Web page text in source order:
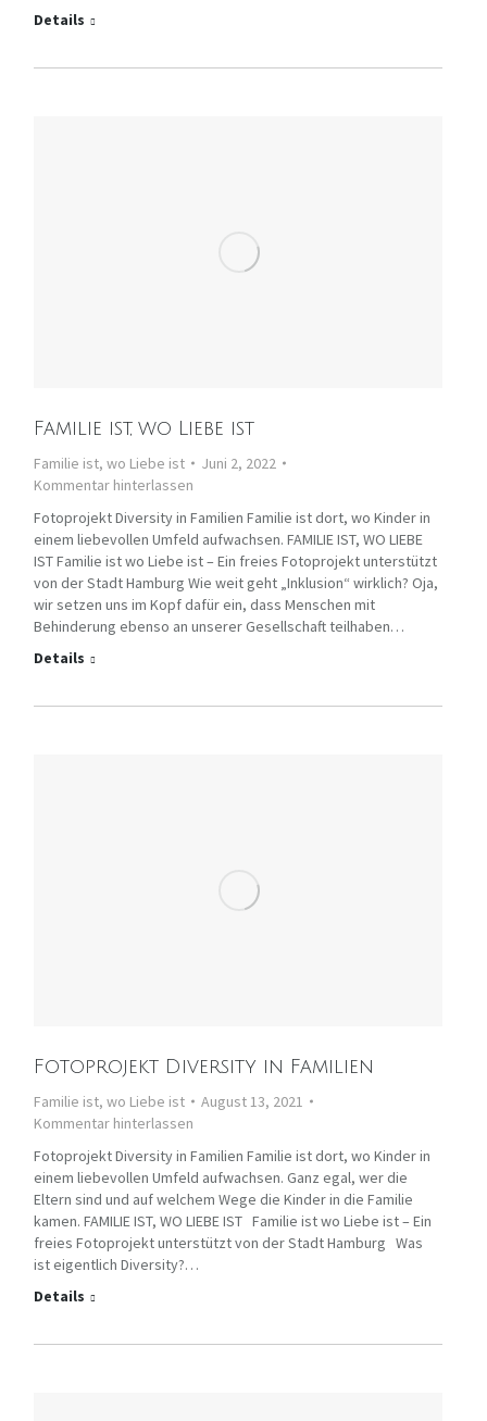
Details
Familie ist, wo Liebe ist
Familie ist, wo Liebe ist
Juni 2, 2022
Kommentar hinterlassen
Fotoprojekt Diversity in Familien Familie ist dort, wo Kinder in
einem liebevollen Umfeld aufwachsen. FAMILIE IST, WO LIEBE
IST Familie ist wo Liebe ist – Ein freies Fotoprojekt unterstützt
von der Stadt Hamburg Wie weit geht „Inklusion“ wirklich? Oja,
wir setzen uns im Kopf dafür ein, dass Menschen mit
Behinderung ebenso an unserer Gesellschaft teilhaben…
Details
Fotoprojekt Diversity in Familien
Familie ist, wo Liebe ist
August 13, 2021
Kommentar hinterlassen
Fotoprojekt Diversity in Familien Familie ist dort, wo Kinder in
einem liebevollen Umfeld aufwachsen. Ganz egal, wer die
Eltern sind und auf welchem Wege die Kinder in die Familie
kamen. FAMILIE IST, WO LIEBE IST Familie ist wo Liebe ist – Ein
freies Fotoprojekt unterstützt von der Stadt Hamburg Was
ist eigentlich Diversity?…
Details